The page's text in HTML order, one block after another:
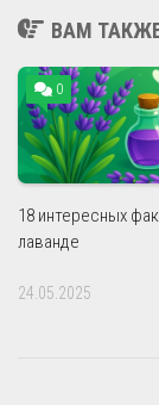
ВАМ
0
18 интересных
лаванде
24.05.2025